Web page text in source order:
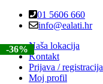
Skip
Skip
01 5606 660
info@ealati.hr
Naša lokacija
Kontakt
Prijava / registracija
Moj profil
-25%
-22%
-39%
-36%